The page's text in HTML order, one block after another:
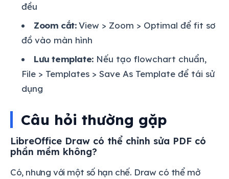
đều
Zoom cắt:View > Zoom > Optimal để fit sơ
đồ vào màn hình
Lưu template:Nếu tạo flowchart chuẩn,
File > Templates > Save As Template để tái sử
dụng
Câu hỏi thường gặp
LibreOffice Draw có thể chỉnh sửa PDF có
phần mềm không?
Có, nhưng với một số hạn chế. Draw có thể mở